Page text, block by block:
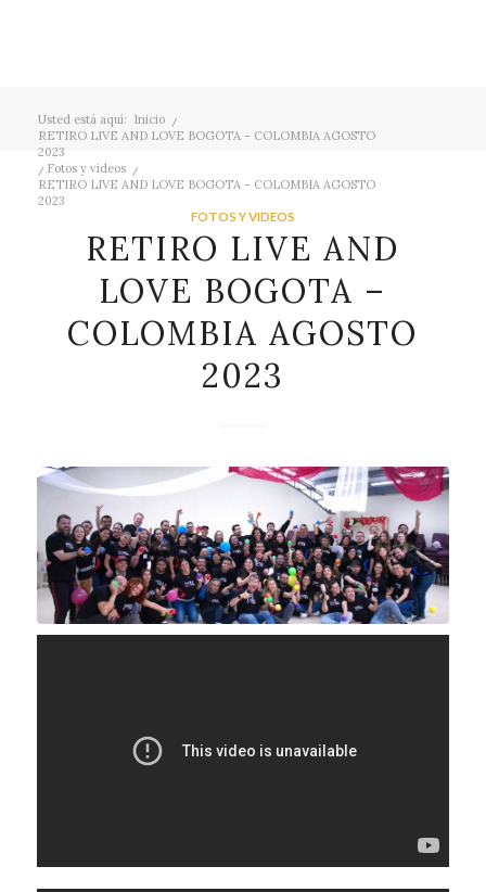
Usted está aquí: Inicio
/
RETIRO LIVE AND LOVE BOGOTA – COLOMBIA AGOSTO
2023
/ Fotos y videos
/
RETIRO LIVE AND LOVE BOGOTA – COLOMBIA AGOSTO
2023
FOTOS Y VIDEOS
RETIRO LIVE AND
LOVE BOGOTA –
COLOMBIA AGOSTO
2023